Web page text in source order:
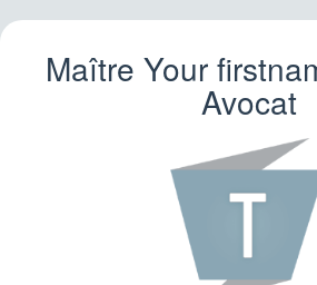
Maître Your
Avocat